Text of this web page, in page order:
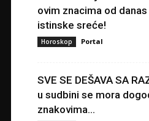
ovim znacima od
istinske sreće!
Horoskop Portal
SVE SE DEŠAVA SA
u sudbini se mora
znakovima...